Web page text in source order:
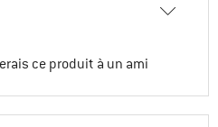
ce produit à un ami